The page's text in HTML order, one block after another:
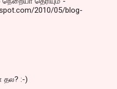
2010/05/blog-
தல? :-)